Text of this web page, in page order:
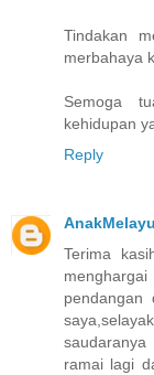
Tindakan
merbahaya
Semoga
kehidupan
Reply
Terima
ramai lagi